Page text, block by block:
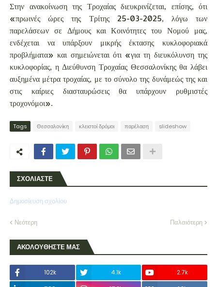
Στην ανακοίνωση της Τροχαίας διευκρινίζεται, επίσης, ότι
«πρωινές ώρες της Τρίτης 25-03-2025, λόγω των
παρελάσεων σε Δήμους και Κοινότητες του Νομού μας,
ενδέχεται να υπάρξουν μικρής έκτασης κυκλοφοριακά
προβλήματα» και σημειώνεται ότι «για τη διευκόλυνση της
κυκλοφορίας, η Διεύθυνση Τροχαίας Θεσσαλονίκης θα λάβει
αυξημένα μέτρα τροχαίας, με το σύνολο της δυνάμεώς της και
στις καίριες διασταυρώσεις θα υπάρχουν ρυθμιστές
τροχονόμοι».
Tags Θεσσαλονίκη κλειστοί δρόμοι παρέλαση slideshow
ΣΧΟΛΙΑΣΤΕ
Δημοσίευση σχολίου
Νεότερη Παλαιότερη
ΑΚΟΛΟΥΘΗΣΤΕ ΜΑΣ
102k 4.1k
2.7k